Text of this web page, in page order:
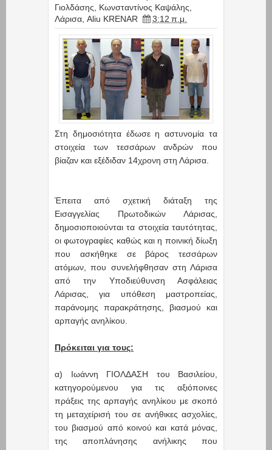
Γιολδάσης
Κωνσταντίνος Καψάλης
Λάρισα Aliu KRENAR 3:12 π.μ.
Στη δημοσιότητα έδωσε η αστυνομία τα
στοιχεία των τεσσάρων ανδρών που
βίαζαν και εξέδιδαν 14χρονη στη Λάρισα.
Έπειτα από σχετική διάταξη της
Εισαγγελίας Πρωτοδικών Λάρισας,
δημοσιοποιούνται τα στοιχεία ταυτότητας,
οι φωτογραφίες καθώς και η ποινική δίωξη
που ασκήθηκε σε βάρος τεσσάρων
ατόμων, που συνελήφθησαν στη Λάρισα
από την Υποδιεύθυνση Ασφάλειας
Λάρισας, για υπόθεση μαστροπείας,
παράνομης παρακράτησης, βιασμού και
αρπαγής ανηλίκου.
Πρόκειται για τους:
α) Ιωάννη ΓΙΟΛΔΑΣΗ του Βασιλείου,
κατηγορούμενου για τις αξιόποινες
πράξεις της αρπαγής ανηλίκου με σκοπό
τη μεταχείρισή του σε ανήθικες ασχολίες,
του βιασμού από κοινού και κατά μόνας,
της αποπλάνησης ανήλικης που